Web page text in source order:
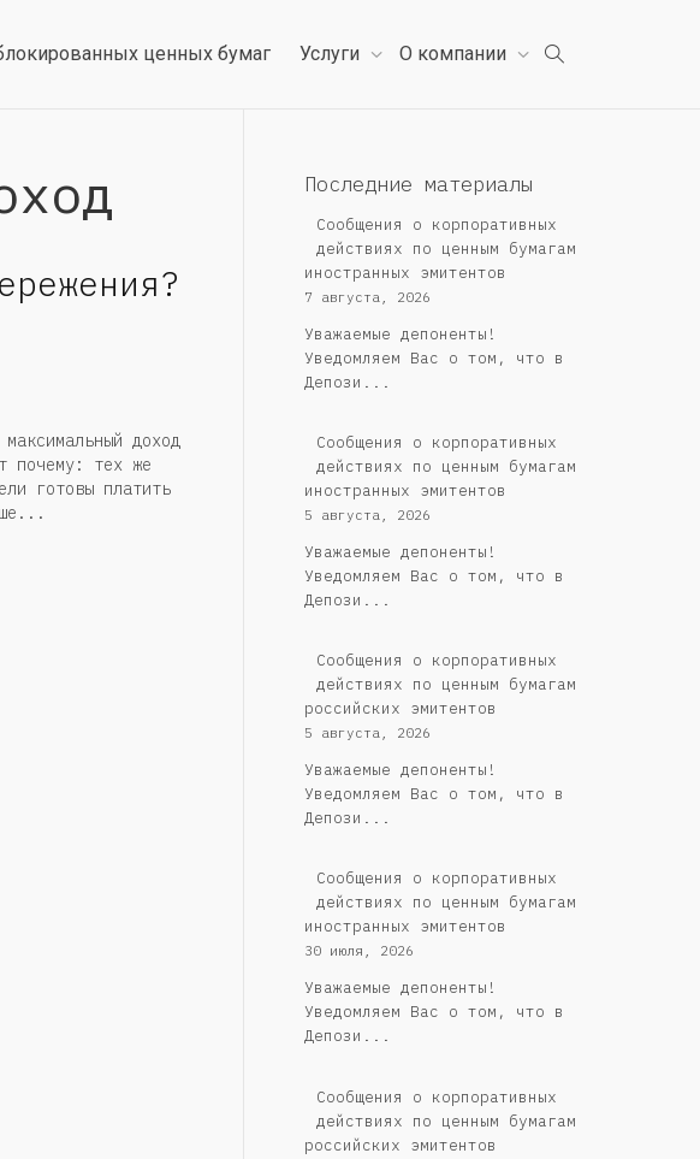
ценных бумаг Услуги О компании
доход
почему: тех же
готовы платить
Последние материалы
Сообщения о корпоративных
действиях по ценным бумагам
иностранных эмитентов
7 августа, 2026
Уважаемые депоненты!
Уведомляем Вас о том, что в
Депози...
Сообщения о корпоративных
действиях по ценным бумагам
иностранных эмитентов
5 августа, 2026
Уважаемые депоненты!
Уведомляем Вас о том, что в
Депози...
Cообщения о корпоративных
действиях по ценным бумагам
российских эмитентов
5 августа, 2026
Уважаемые депоненты!
Уведомляем Вас о том, что в
Депози...
Сообщения о корпоративных
действиях по ценным бумагам
иностранных эмитентов
30 июля, 2026
Уважаемые депоненты!
Уведомляем Вас о том, что в
Депози...
Cообщения о корпоративных
действиях по ценным бумагам
российских эмитентов